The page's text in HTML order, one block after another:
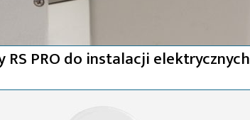
PRO do instalacji elektrycznych